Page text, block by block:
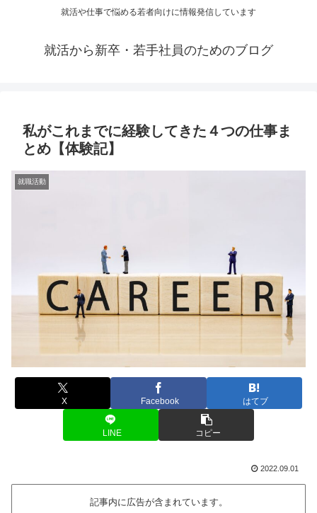
就活や仕事で悩める若者向けに情報発信しています
就活から新卒・若手社員のためのブログ
私がこれまでに経験してきた４つの仕事ま
とめ【体験記】
就職活動
X Facebook はてブ
LINE コピー
2022.09.01
記事内に広告が含まれています。